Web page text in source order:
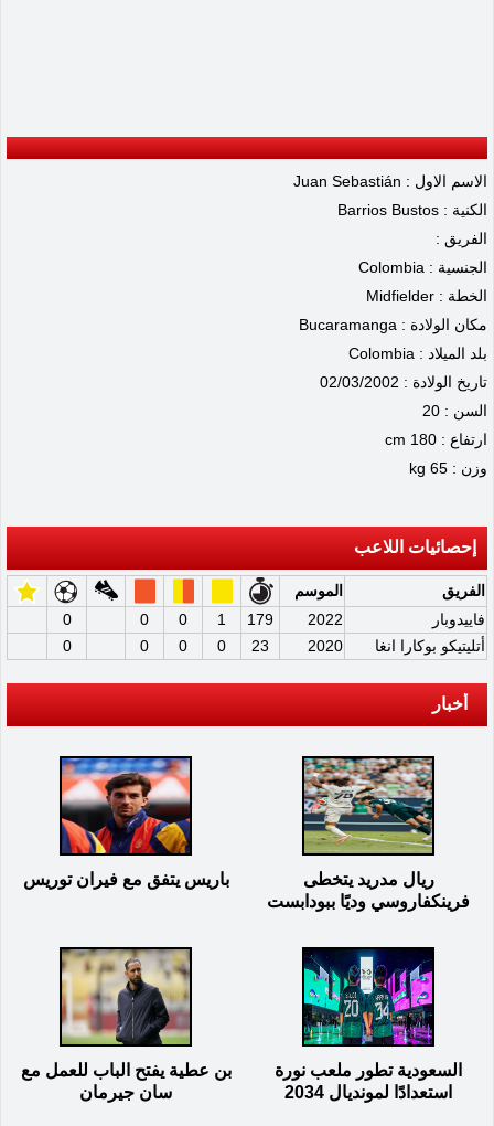
الاسم الاول : Juan Sebastián
الكنية : Barrios Bustos
الفريق :
الجنسية : Colombia
الخطة : Midfielder
مكان الولادة : Bucaramanga
بلد الميلاد : Colombia
تاريخ الولادة : 02/03/2002
السن : 20
ارتفاع : 180 cm
وزن : 65 kg
إحصائيات اللاعب
الفريق
الموسم
فاييدوبار
2022
179
1
0
0
0
أتليتيكو بوكارا انغا
2020
23
0
0
0
0
أخبار
ريال مدريد يتخطى
فرينكفاروسي وديًا ببودابست
باريس يتفق مع فيران توريس
السعودية تطور ملعب نورة
استعدادًا لمونديال 2034
بن عطية يفتح الباب للعمل مع
سان جيرمان